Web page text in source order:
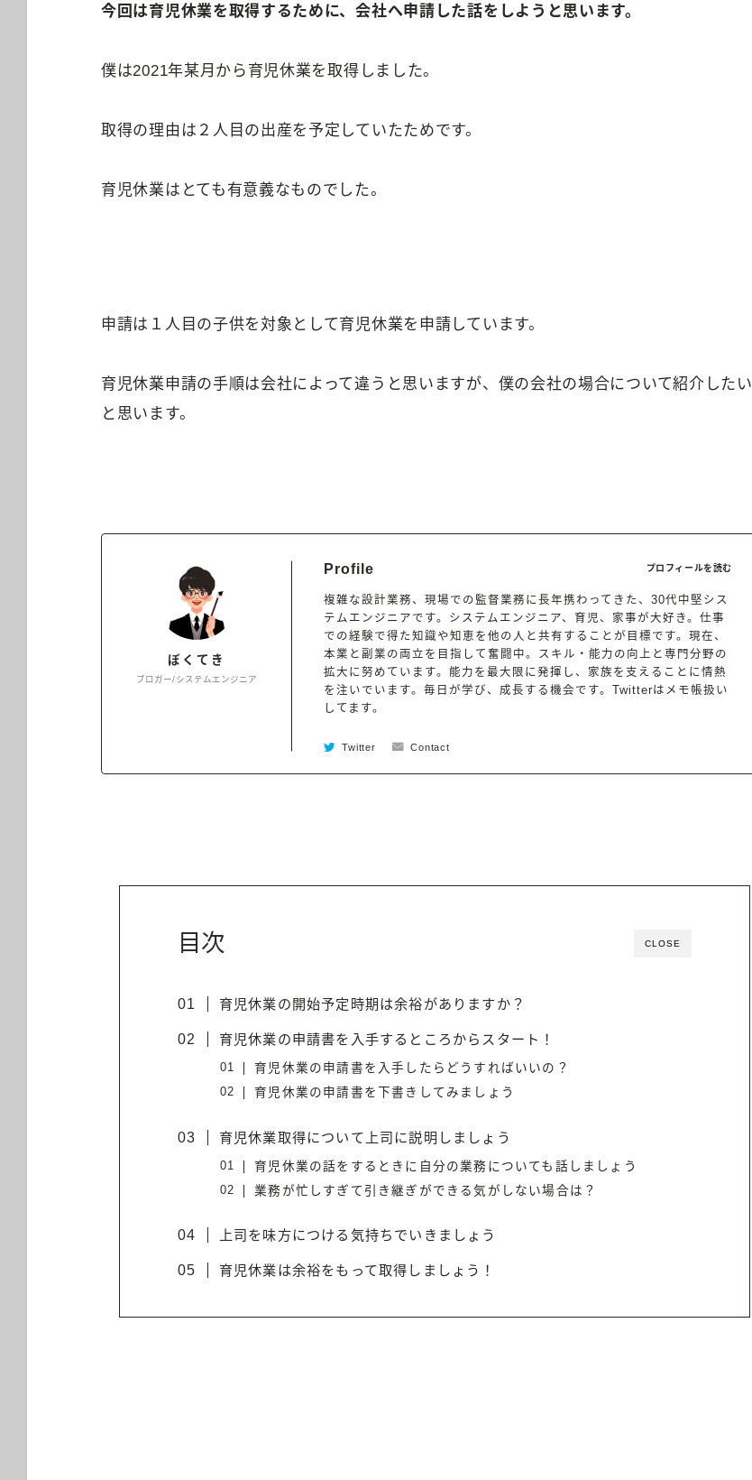
今回は育児休業を取得するために、会社へ申請した話をしようと思います。
僕は2021年某月から育児休業を取得しました。
取得の理由は２人目の出産を予定していたためです。
育児休業はとても有意義なものでした。
申請は１人目の子供を対象として育児休業を申請しています。
育児休業申請の手順は会社によって違うと思いますが、僕の会社の場合について紹介したい
と思います。
ぼくてき
ブロガー/システムエンジニア
Profile
複雑な設計業務、現場での監督業務に長年携わってきた、30代中堅シス
テムエンジニアです。システムエンジニア、育児、家事が大好き。仕事
での経験で得た知識や知恵を他の人と共有することが目標です。現在、
本業と副業の両立を目指して奮闘中。スキル・能力の向上と専門分野の
拡大に努めています。能力を最大限に発揮し、家族を支えることに情熱
を注いでいます。毎日が学び、成長する機会です。Twitterはメモ帳扱い
してます。
プロフィールを読む
Twitter Contact
CLOSE
目次
育児休業の開始予定時期は余裕がありますか？
育児休業の申請書を入手するところからスタート！
育児休業の申請書を入手したらどうすればいいの？
育児休業の申請書を下書きしてみましょう
育児休業取得について上司に説明しましょう
育児休業の話をするときに自分の業務についても話しましょう
業務が忙しすぎて引き継ぎができる気がしない場合は？
上司を味方につける気持ちでいきましょう
育児休業は余裕をもって取得しましょう！